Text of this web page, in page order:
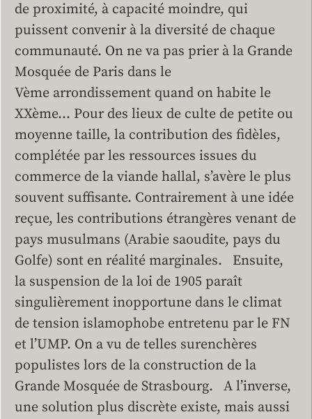
de proximité, à capacité moindre, qui
puissent convenir à la diversité de chaque
communauté. On ne va pas prier à la Grande
Mosquée de Paris dans le
Vème arrondissement quand on habite le
XXème… Pour des lieux de culte de petite ou
moyenne taille, la contribution des fidèles,
complétée par les ressources issues du
commerce de la viande hallal, s’avère le plus
souvent suffisante. Contrairement à une idée
reçue, les contributions étrangères venant de
pays musulmans (Arabie saoudite, pays du
Golfe) sont en réalité marginales. Ensuite,
la suspension de la loi de 1905 paraît
singulièrement inopportune dans le climat
de tension islamophobe entretenu par le FN
et l’UMP. On a vu de telles surenchères
populistes lors de la construction de la
Grande Mosquée de Strasbourg. A l’inverse,
une solution plus discrète existe, mais aussi